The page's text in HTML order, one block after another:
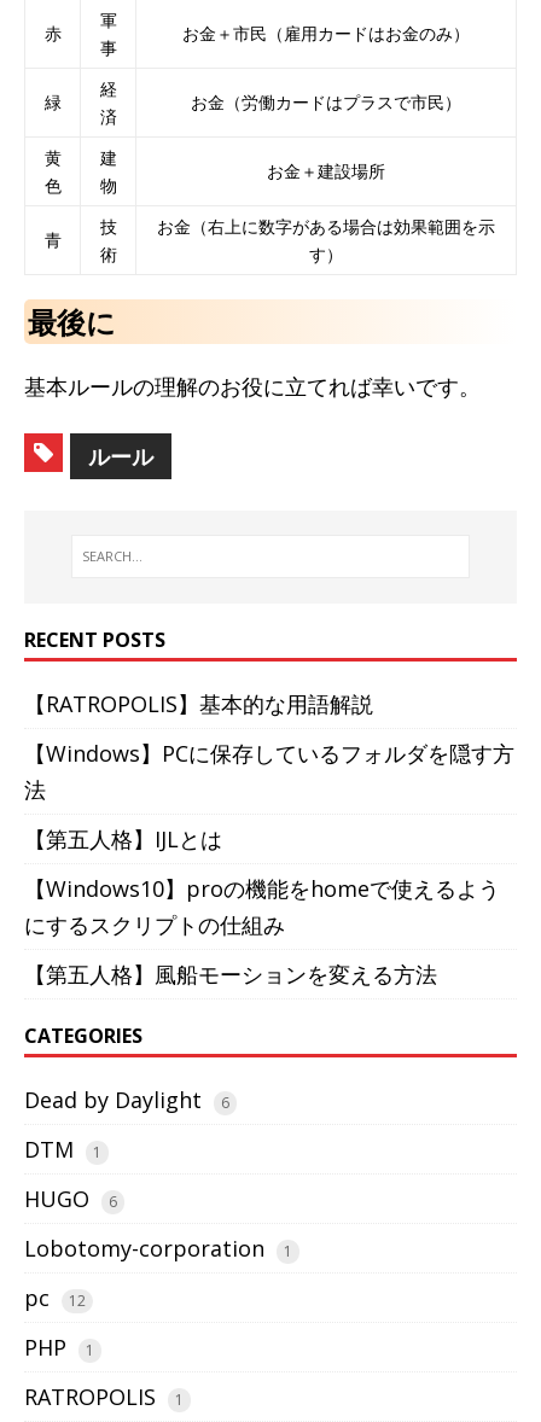
赤
軍
事
お金＋市民（雇用カードはお金のみ）
緑
経
済
お金（労働カードはプラスで市民）
黄
色
建
物
お金＋建設場所
青
技
術
お金（右上に数字がある場合は効果範囲を示
す）
最後に
基本ルールの理解のお役に立てれば幸いです。
ルール
RECENT POSTS
【RATROPOLIS】基本的な用語解説
【Windows】PCに保存しているフォルダを隠す方
法
【第五人格】IJLとは
【Windows10】proの機能をhomeで使えるよう
にするスクリプトの仕組み
【第五人格】風船モーションを変える方法
CATEGORIES
Dead by Daylight 6
DTM 1
HUGO 6
Lobotomy-corporation 1
pc 12
PHP 1
RATROPOLIS 1